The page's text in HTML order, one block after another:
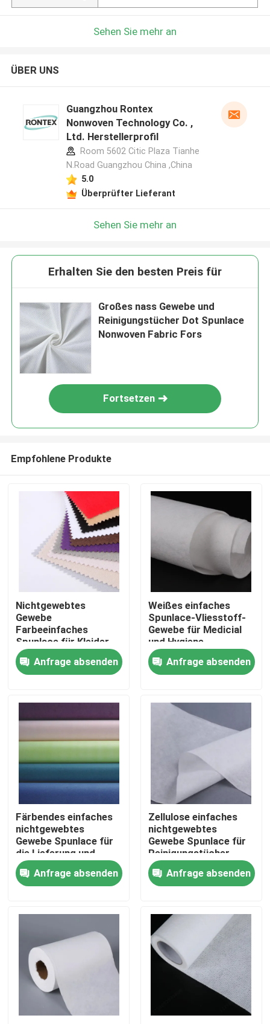
Startseite
Über uns
Fabrik Tour
Qualitätskontrolle
Kontakt
Dickflüssige Spinnfaser
Recycelte Polyester-Stapelfaser
Polypropylen-Stapelfaser
Sehen Sie mehr an
ÜBER UNS
Guangzhou Rontex
Nonwoven Technology Co. ,
Ltd. Herstellerprofil
Room 5602 Citic Plaza Tianhe
N.Road Guangzhou China ,China
5.0
Überprüfter Lieferant
Sehen Sie mehr an
Erhalten Sie den besten Preis für
Großes nass Gewebe und
Reinigungstücher Dot Spunlace
Nonwoven Fabric Fors
Fortsetzen
Empfohlene Produkte
Nichtgewebtes
Gewebe
Farbeeinfaches
Spunlace für Kleider-
und
Automobilindustrie
Anfrage absenden
Weißes einfaches
Spunlace-Vliesstoff-
Gewebe für Medicial
und Hygiene
Anfrage absenden
Färbendes einfaches
nichtgewebtes
Gewebe Spunlace für
die Lieferung und
Küchen-Reinigung
Anfrage absenden
Zellulose einfaches
nichtgewebtes
Gewebe Spunlace für
Reinigungstücher
Anfrage absenden